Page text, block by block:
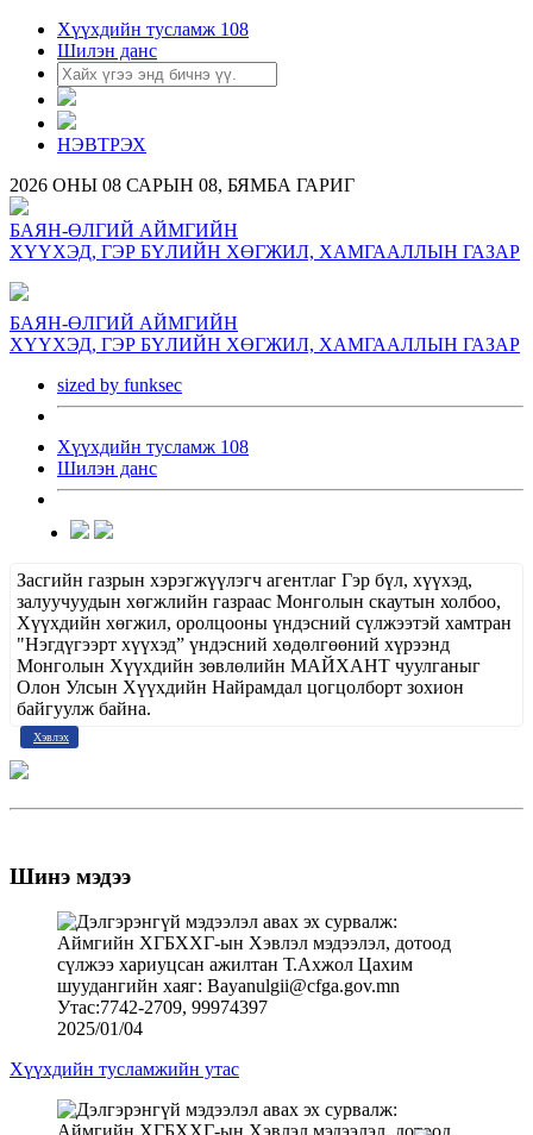
Хүүхдийн тусламж 108
Шилэн данс
НЭВТРЭХ
2026 ОНЫ 08 САРЫН 08, БЯМБА ГАРИГ
БАЯН-ӨЛГИЙ АЙМГИЙН
ХҮҮХЭД, ГЭР БҮЛИЙН ХӨГЖИЛ, ХАМГААЛЛЫН ГАЗАР
БАЯН-ӨЛГИЙ АЙМГИЙН
ХҮҮХЭД, ГЭР БҮЛИЙН ХӨГЖИЛ, ХАМГААЛЛЫН ГАЗАР
sized by funksec
Хүүхдийн тусламж 108
Шилэн данс
Засгийн газрын хэрэгжүүлэгч агентлаг Гэр бүл, хүүхэд,
залуучуудын хөгжлийн газраас Монголын скаутын холбоо,
Хүүхдийн хөгжил, оролцооны үндэсний сүлжээтэй хамтран
"Нэгдүгээрт хүүхэд” үндэсний хөдөлгөөний хүрээнд
Монголын Хүүхдийн зөвлөлийн МАЙХАНТ чуулганыг
Олон Улсын Хүүхдийн Найрамдал цогцолборт зохион
байгуулж байна.
Хэвлэх
Шинэ мэдээ
2025/01/04
Хүүхдийн тусламжийн утас